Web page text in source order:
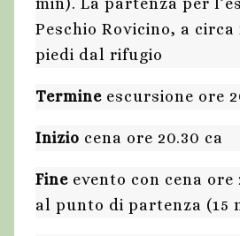
Peschio Rovicino, a circa
piedi dal rifugio
Termine escursione ore
Inizio cena ore 20.30 ca
Fine evento con cena ore
al punto di partenza (15